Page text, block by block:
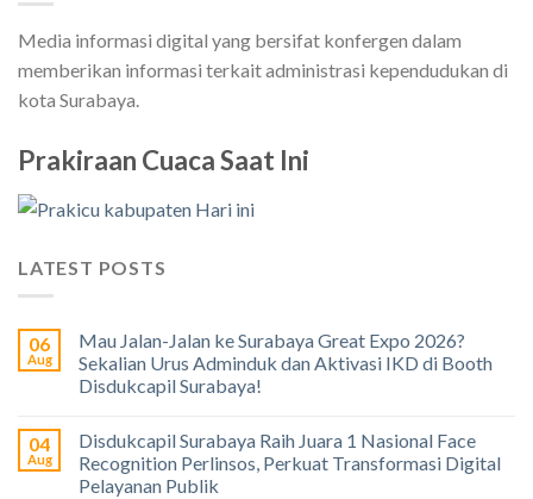
Media informasi digital yang bersifat konfergen dalam
memberikan informasi terkait administrasi kependudukan di
kota Surabaya.
Prakiraan Cuaca Saat Ini
LATEST POSTS
06
Aug
Mau Jalan-Jalan ke Surabaya Great Expo 2026?
Sekalian Urus Adminduk dan Aktivasi IKD di Booth
Disdukcapil Surabaya!
04
Aug
Disdukcapil Surabaya Raih Juara 1 Nasional Face
Recognition Perlinsos, Perkuat Transformasi Digital
Pelayanan Publik